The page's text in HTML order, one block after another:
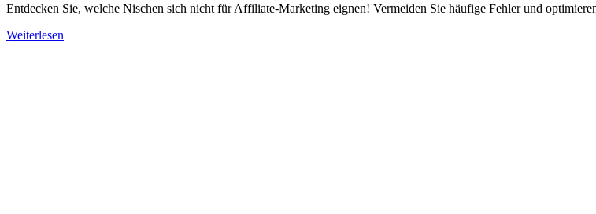
Entdecken Sie, welche Nischen sich nicht für Affiliate-Marketing eignen! Vermeiden Sie häufige Fehler und
Weiterlesen